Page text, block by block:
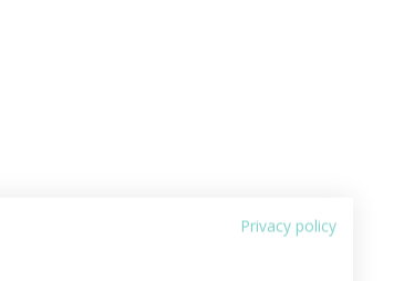
Privacy policy